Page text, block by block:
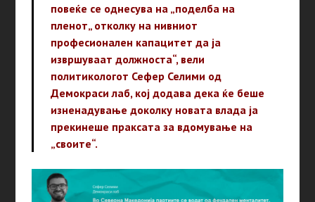
повеќе се однесува на „поделба на
пленот„ отколку на нивниот
професионален капацитет да ја
извршуваат должноста“, вели
политикологот Сефер Селими од
Демокраси лаб, кој додава дека ќе беше
изненадување доколку новата влада ја
прекинеше праксата за вдомување на
„своите“.